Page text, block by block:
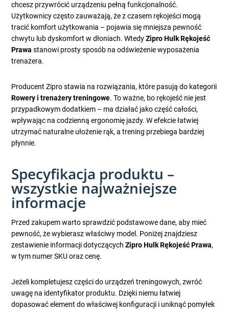
chcesz przywrócić urządzeniu pełną funkcjonalność.
Użytkownicy często zauważają, że z czasem rękojeści mogą
tracić komfort użytkowania – pojawia się mniejsza pewność
chwytu lub dyskomfort w dłoniach. WtedyZipro Hulk Rękojeść
Prawa stanowi prosty sposób na odświeżenie wyposażenia
trenażera.
Producent Zipro stawia na rozwiązania, które pasują do kategorii
Rowery i trenażery treningowe. To ważne, bo rękojeść nie jest
przypadkowym dodatkiem – ma działać jako część całości,
wpływając na codzienną ergonomię jazdy. W efekcie łatwiej
utrzymać naturalne ułożenie rąk, a trening przebiega bardziej
płynnie.
Specyfikacja produktu –
wszystkie najważniejsze
informacje
Przed zakupem warto sprawdzić podstawowe dane, aby mieć
pewność, że wybierasz właściwy model. Poniżej znajdziesz
zestawienie informacji dotyczącychZipro Hulk Rękojeść Prawa,
w tym numer SKU oraz cenę.
Jeżeli kompletujesz części do urządzeń treningowych, zwróć
uwagę na identyfikator produktu. Dzięki niemu łatwiej
dopasować element do właściwej konfiguracji i uniknąć pomyłek